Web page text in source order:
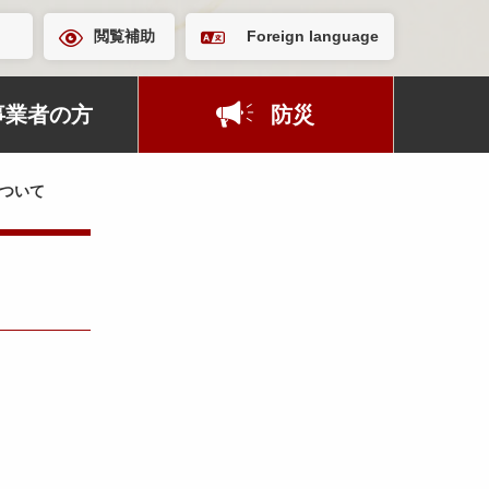
閲覧補助 Foreign language
業者の方 防災
いて